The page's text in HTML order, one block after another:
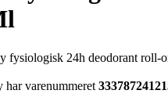
fysiologisk 24h deodorant roll-
har varenummeret